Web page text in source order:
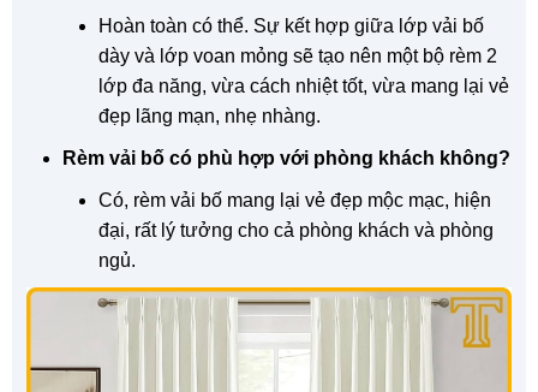
Hoàn toàn có thể. Sự kết hợp giữa lớp vải bố
dày và lớp voan mỏng sẽ tạo nên một bộ rèm 2
lớp đa năng, vừa cách nhiệt tốt, vừa mang lại vẻ
đẹp lãng mạn, nhẹ nhàng.
Rèm vải bố có phù hợp với phòng khách không?
Có, rèm vải bố mang lại vẻ đẹp mộc mạc, hiện
đại, rất lý tưởng cho cả phòng khách và phòng
ngủ.